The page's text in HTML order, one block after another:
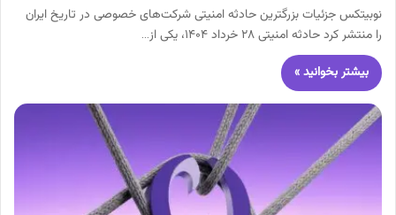
نوبیتکس جزئیات بزرگترین حادثه امنیتی شرکت‌های خصوصی در تاریخ ایران
را منتشر کرد حادثه امنیتی ۲۸ خرداد ۱۴۰۴، یکی از…
بیشتر بخوانید »